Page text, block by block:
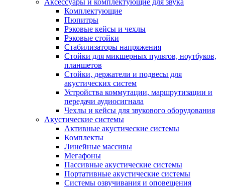
Аксессуары и комплектующие для звука
Комплектующие
Пюпитры
Рэковые кейсы и чехлы
Рэковые стойки
Стабилизаторы напряжения
Стойки для микшерных пультов, ноутбуков,
планшетов
Стойки, держатели и подвесы для
акустических систем
Устройства коммутации, маршрутизации и
передачи аудиосигнала
Чехлы и кейсы для звукового оборудования
Акустические системы
Активные акустические системы
Комплекты
Линейные массивы
Мегафоны
Пассивные акустические системы
Портативные акустические системы
Системы озвучивания и оповещения